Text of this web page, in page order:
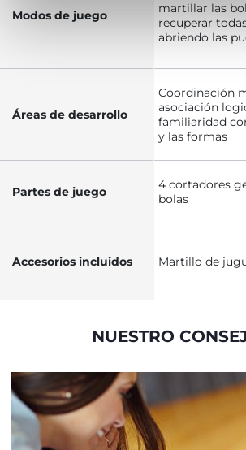
Modos de juego
martillar las
recuperar
abriendo las
Áreas de desarrollo
Coordinación
asociación
familiaridad
y las formas
Partes de juego
4 cortadores
bolas
Accesorios incluidos Martillo de
NUESTRO